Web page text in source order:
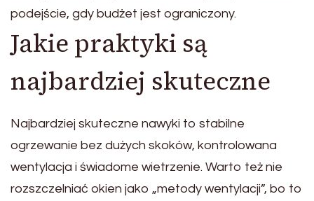
podejście, gdy budżet jest ograniczony.
Jakie praktyki są
najbardziej skuteczne
Najbardziej skuteczne nawyki to stabilne
ogrzewanie bez dużych skoków, kontrolowana
wentylacja i świadome wietrzenie. Warto też nie
rozszczelniać okien jako „metody wentylacji”, bo to